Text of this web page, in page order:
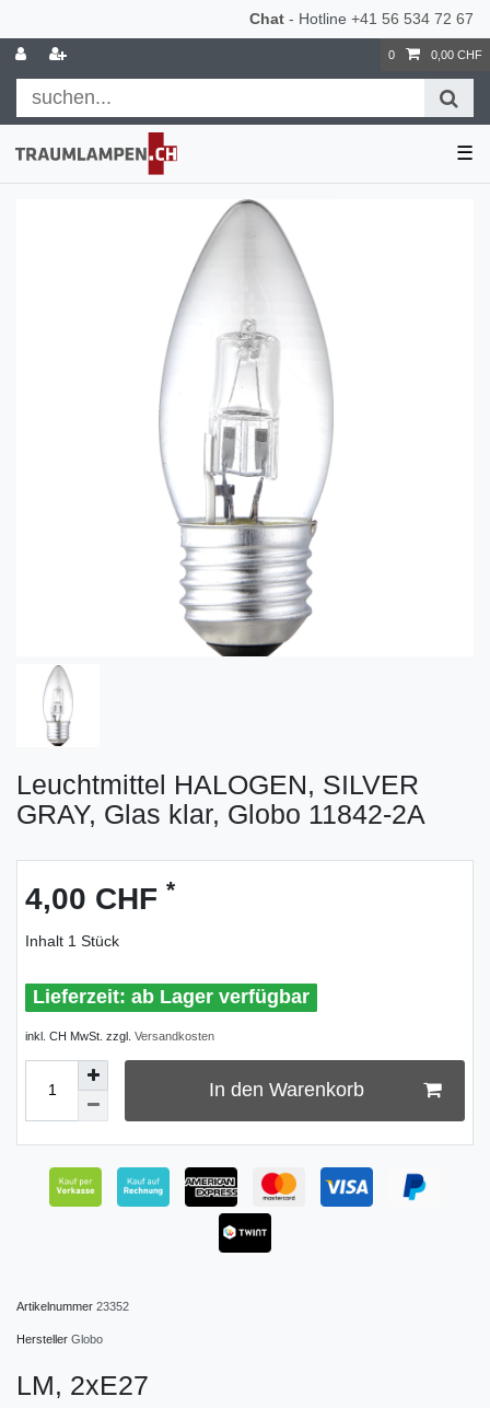
Chat - Hotline +41 56 534 72 67
0 0,00 CHF
☰
Leuchtmittel HALOGEN, SILVER
GRAY, Glas klar, Globo 11842-2A
4,00 CHF *
Inhalt 1 Stück
ab Lager verfügbar
inkl. CH MwSt. zzgl. Versandkosten
In den Warenkorb
Artikelnummer 23352
Hersteller Globo
LM, 2xE27